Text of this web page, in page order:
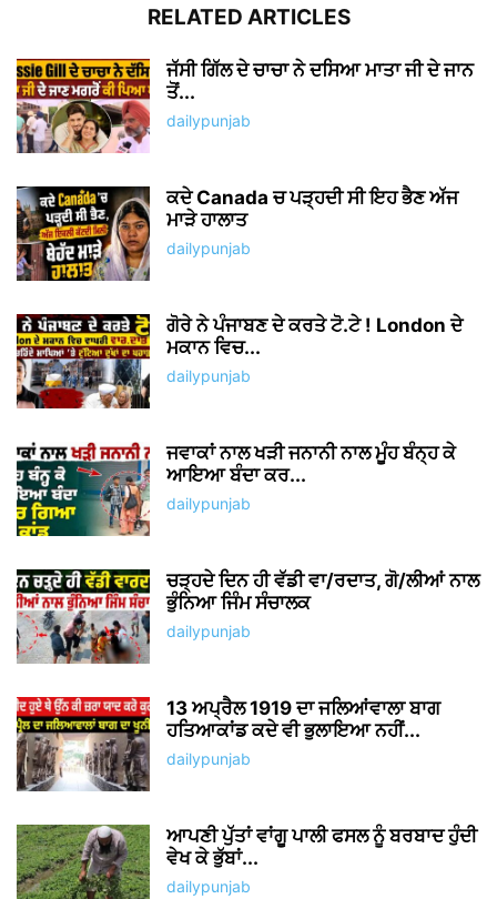
RELATED ARTICLES
ਜੱਸੀ ਗਿੱਲ ਦੇ ਚਾਚਾ ਨੇ ਦਸਿਆ ਮਾਤਾ ਜੀ ਦੇ ਜਾਨ
ਤੋਂ...
dailypunjab
ਕਦੇ Canada ਚ ਪੜ੍ਹਦੀ ਸੀ ਇਹ ਭੈਣ ਅੱਜ
ਮਾੜੇ ਹਾਲਾਤ
dailypunjab
ਗੋਰੇ ਨੇ ਪੰਜਾਬਣ ਦੇ ਕਰਤੇ ਟੋ.ਟੇ ! London ਦੇ
ਮਕਾਨ ਵਿਚ...
dailypunjab
ਜਵਾਕਾਂ ਨਾਲ ਖੜੀ ਜਨਾਨੀ ਨਾਲ ਮੂੰਹ ਬੰਨ੍ਹ ਕੇ
ਆਇਆ ਬੰਦਾ ਕਰ...
dailypunjab
ਚੜ੍ਹਦੇ ਦਿਨ ਹੀ ਵੱਡੀ ਵਾ/ਰਦਾਤ, ਗੋ/ਲੀਆਂ ਨਾਲ
ਭੁੰਨਿਆ ਜਿੰਮ ਸੰਚਾਲਕ
dailypunjab
13 ਅਪ੍ਰੈਲ 1919 ਦਾ ਜਲਿਆਂਵਾਲਾ ਬਾਗ
ਹਤਿਆਕਾਂਡ ਕਦੇ ਵੀ ਭੁਲਾਇਆ ਨਹੀਂ...
dailypunjab
ਆਪਣੀ ਪੁੱਤਾਂ ਵਾਂਗੂ ਪਾਲੀ ਫਸਲ ਨੂੰ ਬਰਬਾਦ ਹੁੰਦੀ
ਵੇਖ ਕੇ ਭੁੱਬਾਂ...
dailypunjab